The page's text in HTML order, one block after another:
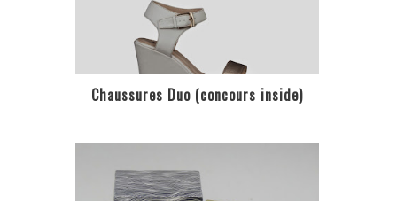
Chaussures Duo (concours inside)